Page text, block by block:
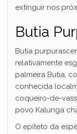
extinguir nos
Butia
Butia
relativamente
palmeira Butia,
conhecida
coqueiro-de-
povo Kalunga
O epíteto da